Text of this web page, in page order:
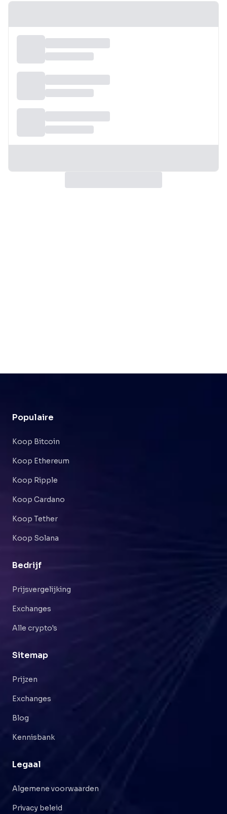
Populaire
Koop Bitcoin
Koop Ethereum
Koop Ripple
Koop Cardano
Koop Tether
Koop Solana
Bedrijf
Prijsvergelijking
Exchanges
Alle crypto's
Sitemap
Prijzen
Exchanges
Blog
Kennisbank
Legaal
Algemene voorwaarden
Privacy beleid